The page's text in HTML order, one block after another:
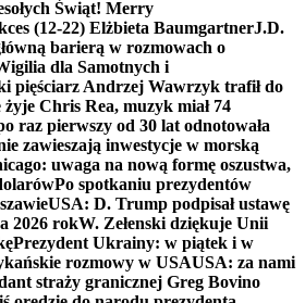
Świąt! Merry
(12-22) Elżbieta BaumgartnerJ.D.
barierą w rozmowach o
dla Samotnych i
pięściarz Andrzej Wawrzyk trafił do
żyje Chris Rea, muzyk miał 74
raz pierwszy od 30 lat odnotowała
zawieszają inwestycje w morską
uwaga na nową formę oszustwa,
Po spotkaniu prezydentów
USA: D. Trump podpisał ustawę
2026 rokW. Zełenski dziękuje Unii
Prezydent Ukrainy: w piątek i w
rozmowy w USAUSA: za nami
straży granicznej Greg Bovino